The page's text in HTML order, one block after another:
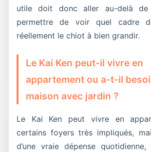
utile doit donc aller au-delà
permettre de voir quel cadre
réellement le chiot à bien grandir.
Le Kai Ken peut-il vivre en
appartement ou a-t-il
maison avec jardin ?
Le Kai Ken peut vivre en
certains foyers très impliqués,
d’une vraie dépense quotidienne,